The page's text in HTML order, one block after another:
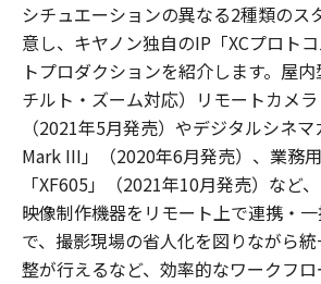
シチュエーションの異なる2種類のス
意し、キヤノン独自のIP「XCプロト
トプロダクションを紹介します。屋
チルト・ズーム対応）リモートカメラ
（2021年5月発売）やデジタルシネ
Mark III」（2020年6月発売）、業務
「XF605」（2021年10月発売）など
映像制作機器をリモート上で連携・
で、撮影現場の省人化を図りながら
整が行えるなど、効率的なワークフロ